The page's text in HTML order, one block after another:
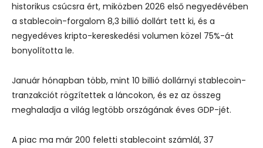
historikus csúcsra ért, miközben 2026 első negyedévében
a stablecoin-forgalom 8,3 billió dollárt tett ki, és a
negyedéves kripto-kereskedési volumen közel 75%-át
bonyolította le.
Január hónapban több, mint 10 billió dollárnyi stablecoin-
tranzakciót rögzítettek a láncokon, és ez az összeg
meghaladja a világ legtöbb országának éves GDP-jét.
A piac ma már 200 feletti stablecoint számlál, 37